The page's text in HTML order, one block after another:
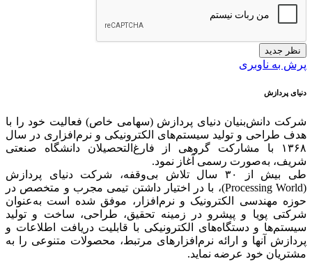
نظر جدید
پرش به ناوبری
دنیای پردازش
شرکت دانش‌بنیان دنیای پردازش (سهامی خاص) فعالیت خود را با
هدف طراحی و تولید سیستم‌های الکترونیکی و نرم‌افزاری در سال
۱۳۶۸ با مشارکت گروهی از فارغ‌التحصیلان دانشگاه صنعتی
شریف، به‌صورت رسمی آغاز نمود.
طی بیش از ۳۰ سال تلاش بی‌وقفه، شرکت دنیای پردازش
(Processing World)، با در اختیار داشتن تیمی مجرب و متخصص در
حوزه مهندسی الکترونیک و نرم‌افزار، موفق شده است به‌عنوان
شرکتی پویا و پیشرو در زمینه‌ تحقیق، طراحی، ساخت و تولید
سیستم‌ها و دستگاه‌های الکترونیکی با قابلیت دریافت اطلاعات و
پردازش آنها و ارائه‌ نرم‌افزارهای مرتبط، محصولات متنوعی را به
مشتریان خود عرضه نماید.